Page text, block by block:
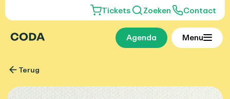
Tickets Zoeken Contact
Agenda Menu
Terug